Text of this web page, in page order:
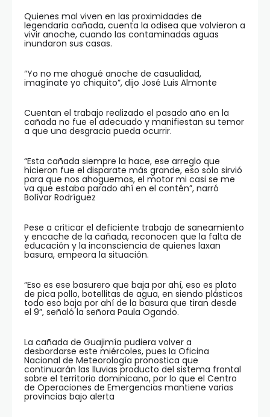
Quienes mal viven en las proximidades de
legendaria cañada, cuenta la odisea que volvieron a
vivir anoche, cuando las contaminadas aguas
inundaron sus casas.
“Yo no me ahogué anoche de casualidad,
imagínate yo chiquito”, dijo José Luis Almonte
Cuentan el trabajo realizado el pasado año en la
cañada no fue el adecuado y manifiestan su temor
a que una desgracia pueda ocurrir.
“Esta cañada siempre la hace, ese arreglo que
hicieron fue el disparate más grande, eso solo sirvió
para que nos ahoguemos, el motor mi casi se me
va que estaba parado ahí en el contén”, narró
Bolívar Rodríguez
Pese a criticar el deficiente trabajo de saneamiento
y encache de la cañada, reconocen que la falta de
educación y la inconsciencia de quienes laxan
basura, empeora la situación.
“Eso es ese basurero que baja por ahí, eso es plato
de pica pollo, botellitas de agua, en siendo plásticos
todo eso baja por ahí de la basura que tiran desde
el 9”, señaló la señora Paula Ogando.
La cañada de Guajimía pudiera volver a
desbordarse este miércoles, pues la Oficina
Nacional de Meteorología pronostica que
continuarán las lluvias producto del sistema frontal
sobre el territorio dominicano, por lo que el Centro
de Operaciones de Emergencias mantiene varias
provincias bajo alerta